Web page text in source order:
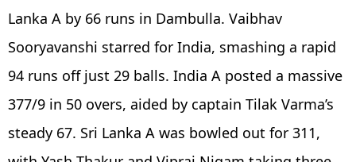
Lanka A by 66 runs in Dambulla. Vaibhav
Sooryavanshi starred for India, smashing a rapid
94 runs off just 29 balls. India A posted a massive
377/9 in 50 overs, aided by captain Tilak Varma’s
steady 67. Sri Lanka A was bowled out for 311,